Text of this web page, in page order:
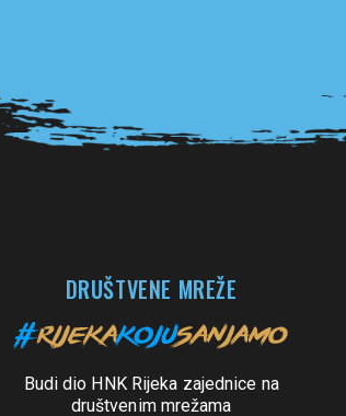
DRUŠTVENE MREŽE
Budi dio HNK Rijeka zajednice na
društvenim mrežama